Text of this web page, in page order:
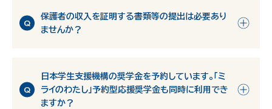
保護者の収入を証明する書類等の提出は必要あり
ませんか？
日本学生支援機構の奨学金を予約しています。「ミ
ライのわたし」予約型応援奨学金も同時に利用でき
ますか？